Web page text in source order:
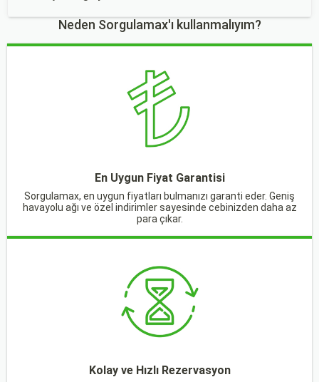
Neden Sorgulamax'ı kullanmalıyım?
En Uygun Fiyat Garantisi
Sorgulamax, en uygun fiyatları bulmanızı garanti eder. Geniş
havayolu ağı ve özel indirimler sayesinde cebinizden daha az
para çıkar.
Kolay ve Hızlı Rezervasyon